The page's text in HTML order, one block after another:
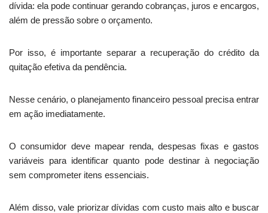
dívida: ela pode continuar gerando cobranças, juros e encargos,
além de pressão sobre o orçamento.
Por isso, é importante separar a recuperação do crédito da
quitação efetiva da pendência.
Nesse cenário, o planejamento financeiro pessoal precisa entrar
em ação imediatamente.
O consumidor deve mapear renda, despesas fixas e gastos
variáveis para identificar quanto pode destinar à negociação
sem comprometer itens essenciais.
Além disso, vale priorizar dívidas com custo mais alto e buscar